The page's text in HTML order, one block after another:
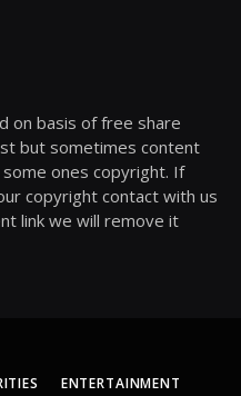
on basis of free share
but sometimes content
ones copyright. If
copyright contact with us
link we will remove it
ENTERTAINMENT